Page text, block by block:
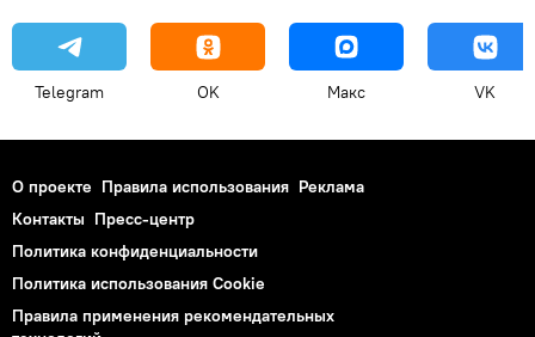
Telegram OK Макс VK
О проекте Правила использования Реклама
Контакты Пресс-центр
Политика конфиденциальности
Политика использования Cookie
Правила применения рекомендательных